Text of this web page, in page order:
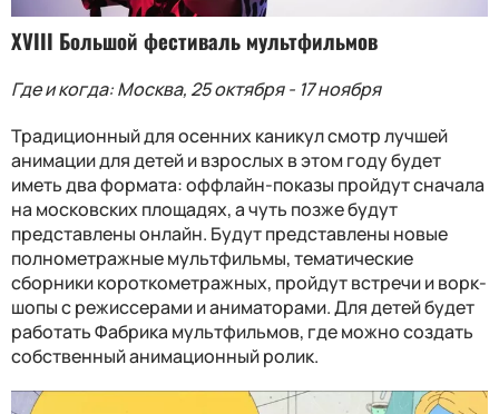
XVIII Большой фестиваль мультфильмов
Где и когда: Москва, 25 октября - 17 ноября
Традиционный для осенних каникул смотр лучшей
анимации для детей и взрослых в этом году будет
иметь два формата: оффлайн-показы пройдут сначала
на московских площадях, а чуть позже будут
представлены онлайн. Будут представлены новые
полнометражные мультфильмы, тематические
сборники короткометражных, пройдут встречи и ворк-
шопы с режиссерами и аниматорами. Для детей будет
работать Фабрика мультфильмов, где можно создать
собственный анимационный ролик.